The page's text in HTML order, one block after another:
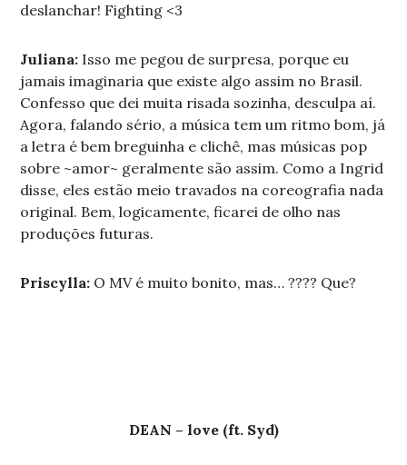
deslanchar! Fighting <3
Juliana: Isso me pegou de surpresa, porque eu
jamais imaginaria que existe algo assim no Brasil.
Confesso que dei muita risada sozinha, desculpa aí.
Agora, falando sério, a música tem um ritmo bom, já
a letra é bem breguinha e clichê, mas músicas pop
sobre ~amor~ geralmente são assim. Como a Ingrid
disse, eles estão meio travados na coreografia nada
original. Bem, logicamente, ficarei de olho nas
produções futuras.
Priscylla: O MV é muito bonito, mas… ???? Que?
DEAN – love (ft. Syd)